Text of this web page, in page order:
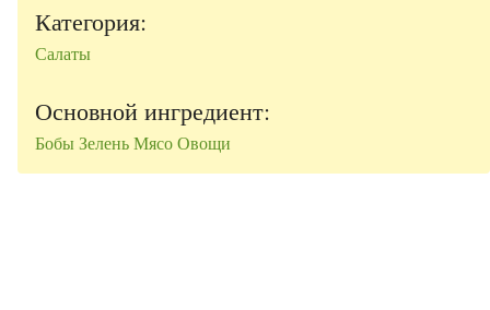
Категория:
Салаты
Основной ингредиент:
БобыЗеленьМясоОвощи